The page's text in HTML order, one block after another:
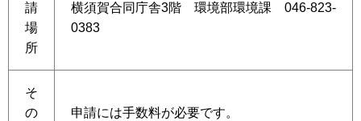
請
場
所
横須賀合同庁舎3階 環境部環境課 046-823-
0383
そ
の
申請には手数料が必要です。